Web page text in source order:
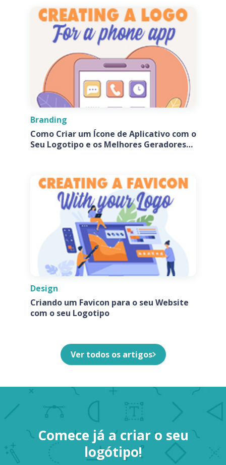
Branding
Como Criar um Ícone de Aplicativo com o
Seu Logotipo e os Melhores Geradores
Design
Criando um Favicon para o seu Website
com o seu Logotipo
Ver todos os artigos
Comece já a criar o seu
logótipo!